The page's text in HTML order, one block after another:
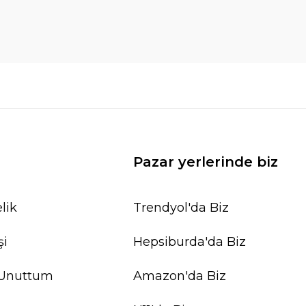
Pazar yerlerinde biz
Trendyol'da Biz
Hepsiburda'da Biz
Amazon'da Biz